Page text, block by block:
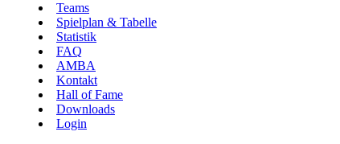
Teams
Spielplan & Tabelle
Statistik
FAQ
AMBA
Kontakt
Hall of Fame
Downloads
Login